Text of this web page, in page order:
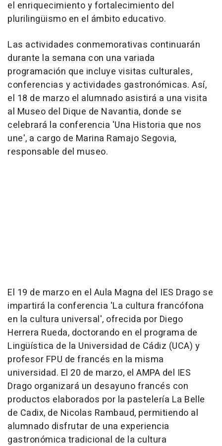
el enriquecimiento y fortalecimiento del
plurilingüismo en el ámbito educativo.
Las actividades conmemorativas continuarán
durante la semana con una variada
programación que incluye visitas culturales,
conferencias y actividades gastronómicas. Así,
el 18 de marzo el alumnado asistirá a una visita
al Museo del Dique de Navantia, donde se
celebrará la conferencia 'Una Historia que nos
une', a cargo de Marina Ramajo Segovia,
responsable del museo.
El 19 de marzo en el Aula Magna del IES Drago se
impartirá la conferencia 'La cultura francófona
en la cultura universal', ofrecida por Diego
Herrera Rueda, doctorando en el programa de
Lingüística de la Universidad de Cádiz (UCA) y
profesor FPU de francés en la misma
universidad. El 20 de marzo, el AMPA del IES
Drago organizará un desayuno francés con
productos elaborados por la pastelería La Belle
de Cadix, de Nicolas Rambaud, permitiendo al
alumnado disfrutar de una experiencia
gastronómica tradicional de la cultura